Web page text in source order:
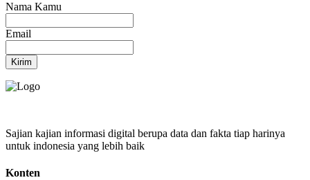
Nama Kamu
Email
Kirim
Sajian kajian informasi digital berupa data dan fakta tiap harinya
untuk indonesia yang lebih baik
Konten